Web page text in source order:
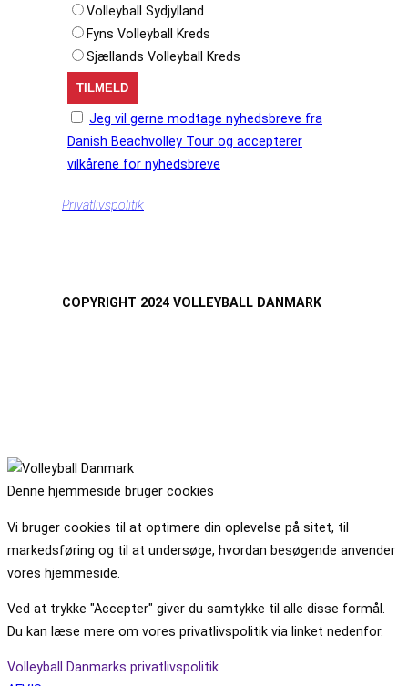
Volleyball Sydjylland
Fyns Volleyball Kreds
Sjællands Volleyball Kreds
Jeg vil gerne modtage nyhedsbreve fra
Danish Beachvolley Tour og accepterer
vilkårene for nyhedsbreve
Privatlivspolitik
COPYRIGHT 2024 VOLLEYBALL DANMARK
Denne hjemmeside bruger cookies
Vi bruger cookies til at optimere din oplevelse på sitet, til
markedsføring og til at undersøge, hvordan besøgende anvender
vores hjemmeside.
Ved at trykke "Accepter" giver du samtykke til alle disse formål.
Du kan læse mere om vores privatlivspolitik via linket nedenfor.
Volleyball Danmarks privatlivspolitik